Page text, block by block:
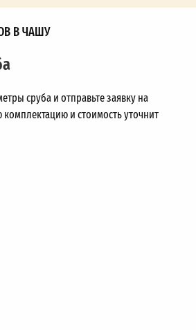
В ЧАШУ
сруба и отправьте заявку на
и стоимость уточнит